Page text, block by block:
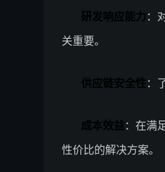
研发响应能力：
关重要。
供应链安全性：
成本效益：在满
性价比的解决方案。